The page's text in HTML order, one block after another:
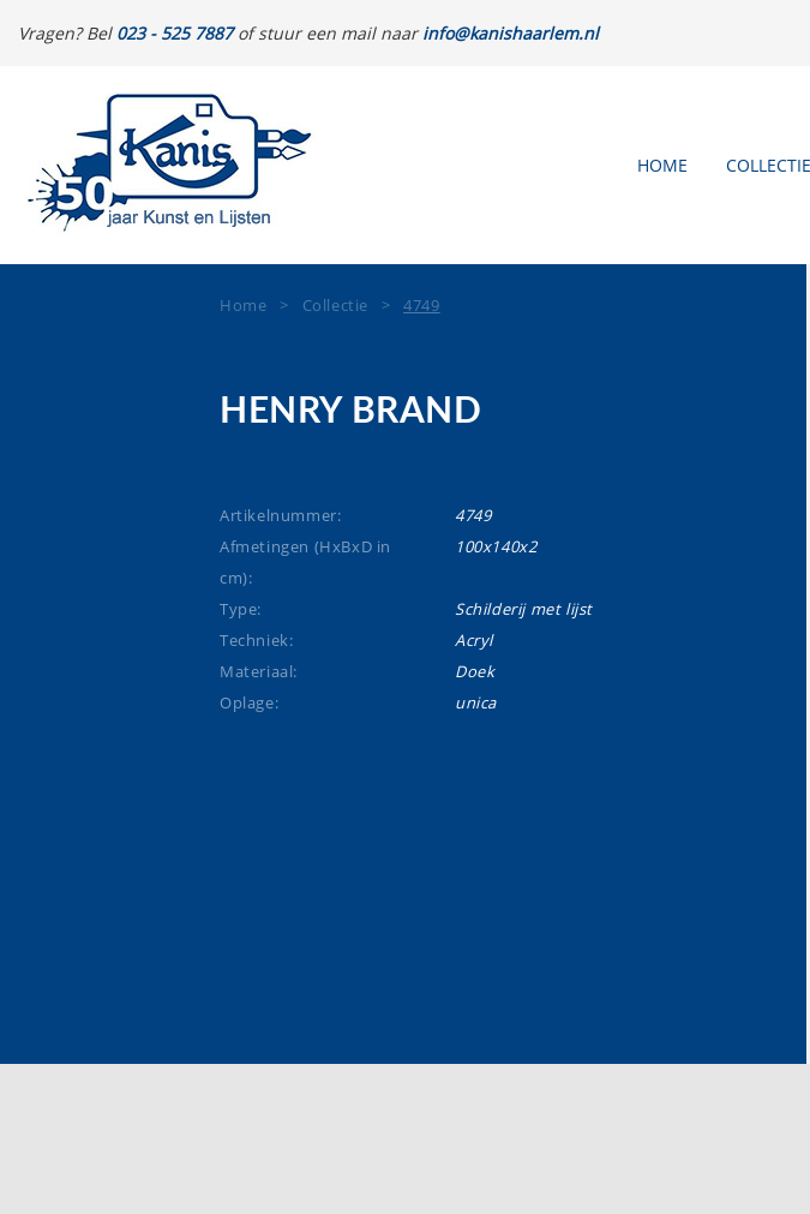
Vragen? Bel 023 - 525 7887of stuur een mail naarinfo@kanishaarlem.nl
HOME COLLECTIE
Home > Collectie >4749
HENRY BRAND
Artikelnummer:
4749
Afmetingen (HxBxD in
cm):
100x140x2
Type:
Schilderij met lijst
Techniek:
Acryl
Materiaal:
Doek
Oplage:
unica